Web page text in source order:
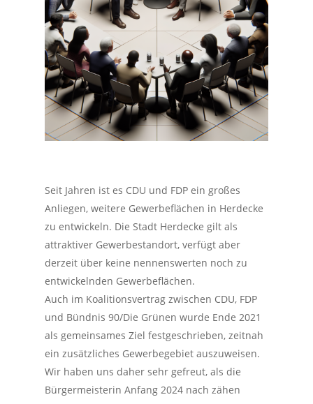
Seit Jahren ist es CDU und FDP ein großes
Anliegen, weitere Gewerbeflächen in Herdecke
zu entwickeln. Die Stadt Herdecke gilt als
attraktiver Gewerbestandort, verfügt aber
derzeit über keine nennenswerten noch zu
entwickelnden Gewerbeflächen.
Auch im Koalitionsvertrag zwischen CDU, FDP
und Bündnis 90/Die Grünen wurde Ende 2021
als gemeinsames Ziel festgeschrieben, zeitnah
ein zusätzliches Gewerbegebiet auszuweisen.
Wir haben uns daher sehr gefreut, als die
Bürgermeisterin Anfang 2024 nach zähen